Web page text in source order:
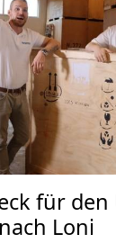
für den
Loni